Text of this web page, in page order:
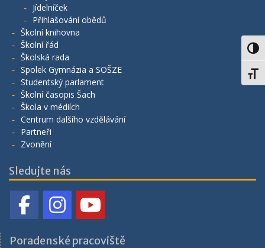
Jídelníček
Přihlašování obědů
Školní knihovna
Školní řád
Školská rada
Spolek Gymnázia a SOŠZE
Studentský parlament
Školní časopis Šach
Škola v médiích
Centrum dalšího vzdělávání
Partneři
Zvonění
Sledujte nás
Poradenské pracoviště